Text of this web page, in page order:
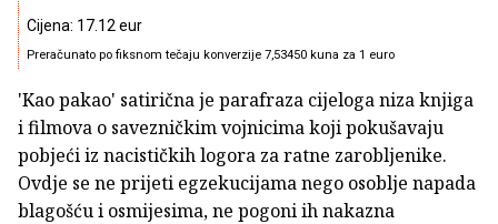
Cijena: 17.12 eur
Preračunato po fiksnom tečaju konverzije 7,53450 kuna za 1 euro
'Kao pakao' satirična je parafraza cijeloga niza knjiga
i filmova o savezničkim vojnicima koji pokušavaju
pobjeći iz nacističkih logora za ratne zarobljenike.
Ovdje se ne prijeti egzekucijama nego osoblje napada
blagošću i osmijesima, ne pogoni ih nakazna